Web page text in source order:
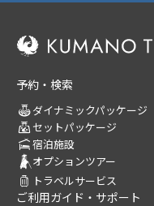
予約・検索
ダイナミックパッケージ
セットパッケージ
宿泊施設
オプションツアー
トラベルサービス
ご利用ガイド・サポート